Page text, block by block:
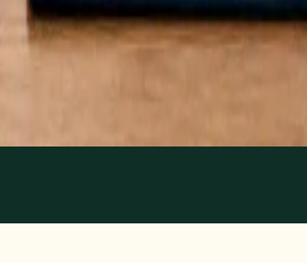
Saiba mais:Atestado Médico para